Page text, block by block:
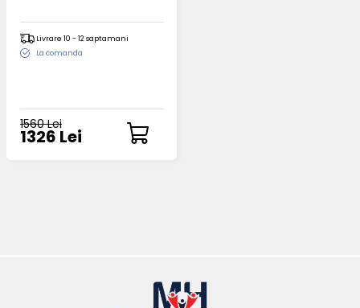
Livrare 10 - 12 saptamani
La comanda
1560 Lei
1326 Lei